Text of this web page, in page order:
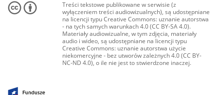
Treści tekstowe publikowane w serwisie (z
wyłączeniem treści audiowizualnych), są udostępniane
na licencji typu Creative Commons: uznanie autorstwa
- na tych samych warunkach 4.0 (CC BY-SA 4.0).
Materiały audiowizualne, w tym zdjęcia, materiały
audio i wideo, są udostępniane na licencji typu
Creative Commons: uznanie autorstwa użycie
niekomercyjne - bez utworów zależnych 4.0 (CC BY-
NC-ND 4.0), o ile nie jest to stwierdzone inaczej.